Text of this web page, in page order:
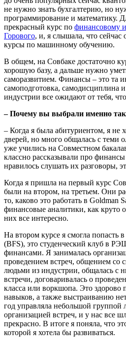
не нужно знать бухгалтерию, но
программирование и математику.
прекрасный курс по финансовому
Горового, и, я слышала, что сейчас
курсы по машинному обучению.
В общем, на Совбаке достаточно
хорошую базу, а дальше нужно
саморазвитием. Финансы – это та
самоподготовка, самодисциплина
индустрии все ожидают от тебя,
– Почему вы выбрали именно
– Когда я была абитуриентом, я не
дверей, но много общалась с теми
уже учились на Совместном
классно рассказывали про
нравилось слушать их разговоры,
Когда я пришла на первый курс
были на втором, на третьем. Они
то, каково это работать в Goldman
финансовые аналитики, как круто
них все интересно.
На втором курсе я смогла попасть в
(BFS), это студенческий клуб в
финансами. Я занималась
проведением встреч, общением со
людьми из индустрии, общалась с
встречи, договаривалась о
класса или воркшопа. Это здорово
навыков, а также выстраиванию
год управляла небольшой группой
организацией встреч, и у нас все
прекрасно. В итоге я поняла, что
которой я хотела бы развиваться.